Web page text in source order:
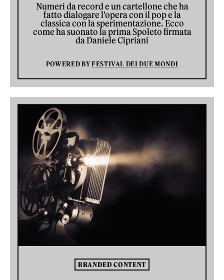
Numeri da record e un cartellone che ha
fatto dialogare l'opera con il pop e la
classica con la sperimentazione. Ecco
come ha suonato la prima Spoleto firmata
da Daniele Cipriani
POWERED BYFESTIVAL DEI DUE MONDI
BRANDED CONTENT